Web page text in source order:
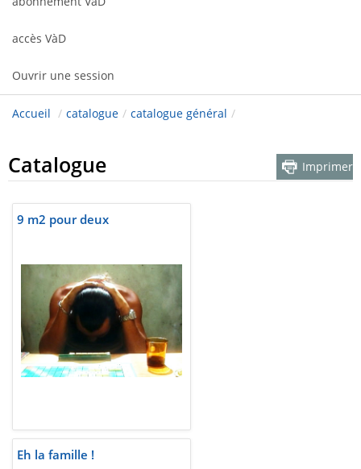
accès VàD
Ouvrir une session
Accueil / catalogue / catalogue général /
Catalogue Imprimer
9 m2 pour deux
Eh la famille !